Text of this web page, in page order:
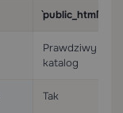
`public_html`
Prawdziwy
katalog
Tak